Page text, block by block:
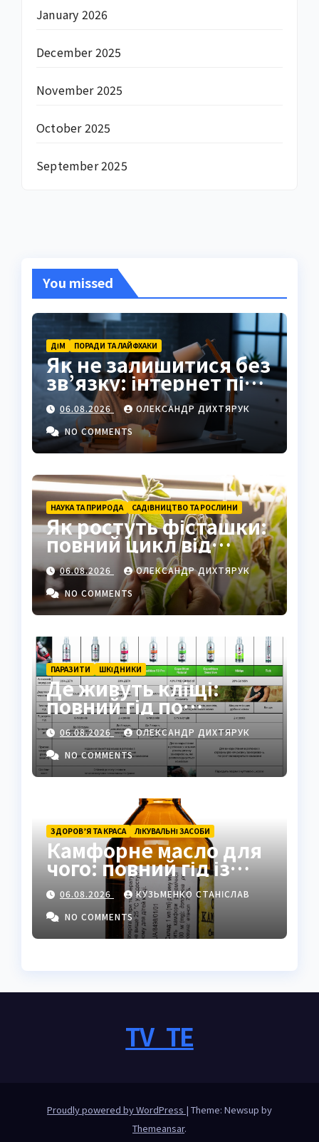
January 2026
December 2025
November 2025
October 2025
September 2025
You missed
ДІМ ПОРАДИ ТА ЛАЙФХАКИ
Як не залишитися без
зв’язку: інтернет під
час відключень світла
06.08.2026
ОЛЕКСАНДР ДИХТЯРУК
NO COMMENTS
НАУКА ТА ПРИРОДА САДІВНИЦТВО ТА РОСЛИНИ
Як ростуть фісташки:
повний цикл від
насіння до стиглого
горіха
06.08.2026
ОЛЕКСАНДР ДИХТЯРУК
NO COMMENTS
ПАРАЗИТИ ШКІДНИКИ
Де живуть кліщі:
повний гід по
біотопах, ризиках і
захисті
06.08.2026
ОЛЕКСАНДР ДИХТЯРУК
NO COMMENTS
ЗДОРОВ’Я ТА КРАСА ЛІКУВАЛЬНІ ЗАСОБИ
Камфорне масло для
чого: повний гід із
застосуванням і
властивостями
06.08.2026
КУЗЬМЕНКО СТАНІСЛАВ
NO COMMENTS
TV_TE
Proudly powered by WordPress | Theme: Newsup by
Themeansar.